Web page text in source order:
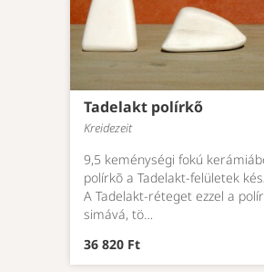
Tadelakt polírkő
Kreidezeit
9,5 keménységi fokú
polírkõ a Tadelakt-felületek
A Tadelakt-réteget ezzel a
simává, tö…
36 820 Ft